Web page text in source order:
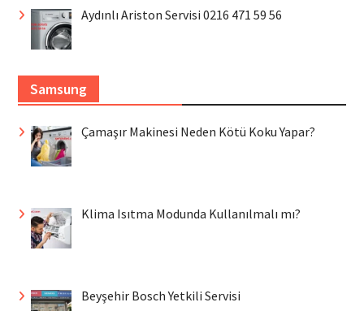
Aydınlı Ariston Servisi 0216 471 59 56
Samsung
Çamaşır Makinesi Neden Kötü Koku Yapar?
Klima Isıtma Modunda Kullanılmalı mı?
Beyşehir Bosch Yetkili Servisi